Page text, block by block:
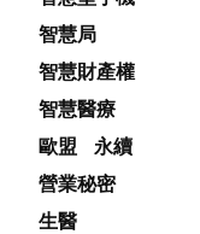
智慧局
智慧財產權
智慧醫療
歐盟
永續
營業秘密
生醫